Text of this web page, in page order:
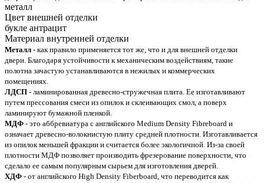
металл
Цвет внешней отделки
букле антрацит
Материал внутренней отделки
Металл - как правило применяется тот же, что и для внешней отделки
двери. Благодаря устойчивости к механическим воздействиям, такие
полотна зачастую устанавливаются в нежилых и коммерческих
помещениях.
ЛДСП - ламинированная древесно-стружечная плита. Ее изготавливают
путем прессования смеси из опилок и склеивающих смол, а поверх
ламинируют бумажной пленкой.
МДФ - это аббревиатура с английского Medium Density Fibreboard и
означает древесно-волокнистую плиту средней плотности. Изготавливается
из опилок меньшей фракции и считается более экологичной. Из-за своей
плотности МДФ позволяет производить фрезерование поверхности, что
сделало ее самым популярным сырьем для изготовления дверей.
ХДФ - от английского High Density Fiberboard, что переводится как